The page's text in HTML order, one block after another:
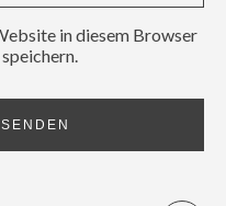
in diesem Browser